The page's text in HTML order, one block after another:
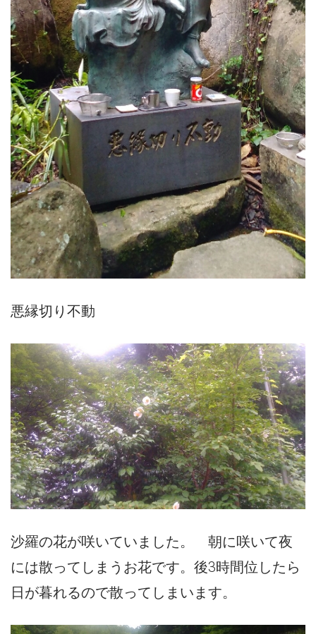
悪縁切り不動
沙羅の花が咲いていました。 朝に咲いて夜
には散ってしまうお花です。後3時間位したら
日が暮れるので散ってしまいます。